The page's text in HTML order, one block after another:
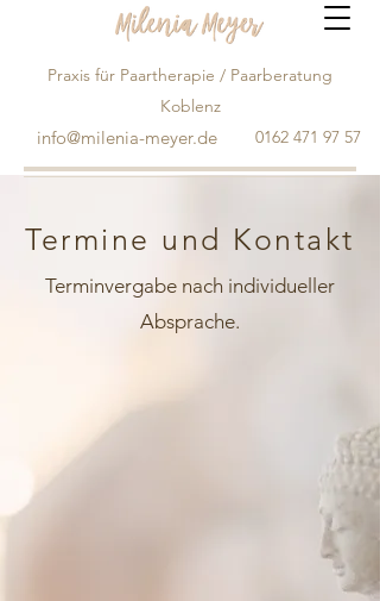
Praxis für Paartherapie / Paarberatung
Koblenz
0162 471 97 57
info@milenia-meyer.de
Termine und Kontakt
Terminvergabe nach individueller
Absprache.